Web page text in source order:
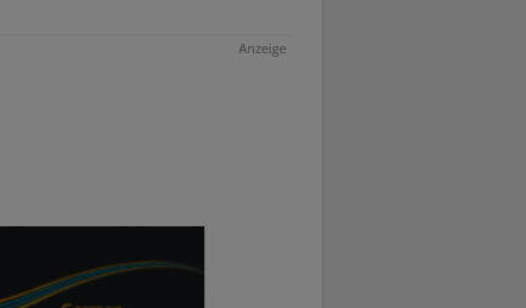
Anzeige